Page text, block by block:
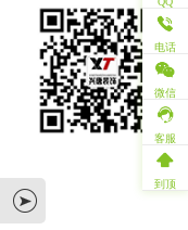
QQ
电话
微信
客服
到顶